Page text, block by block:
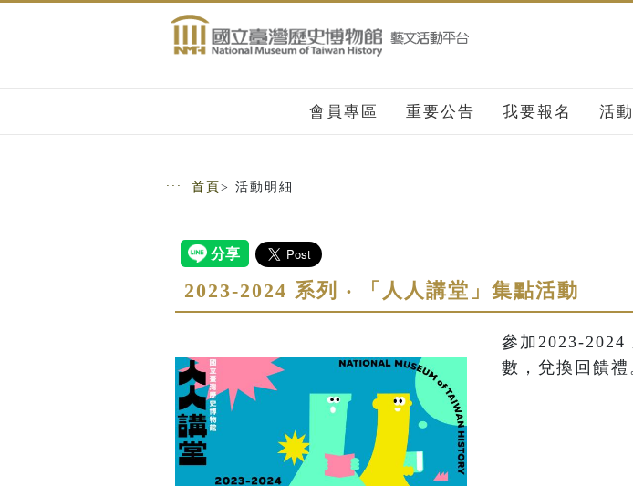
會員專區 重要公告 我要報名 活
::: 首頁 > 活動明細
2023-2024 系列 ‧ 「人人講堂」集點活動
參加2023-2024
數，兌換回饋禮